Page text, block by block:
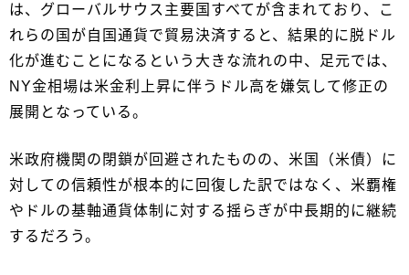
は、グローバルサウス主要国すべてが含まれており、こ
れらの国が自国通貨で貿易決済すると、結果的に脱ドル
化が進むことになるという大きな流れの中、足元では、
NY金相場は米金利上昇に伴うドル高を嫌気して修正の
展開となっている。
米政府機関の閉鎖が回避されたものの、米国（米債）に
対しての信頼性が根本的に回復した訳ではなく、米覇権
やドルの基軸通貨体制に対する揺らぎが中長期的に継続
するだろう。